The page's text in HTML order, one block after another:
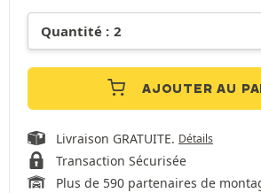
AJOUTER AU
Livraison GRATUITE. Détails
Transaction Sécurisée
Plus de 590 partenaires de